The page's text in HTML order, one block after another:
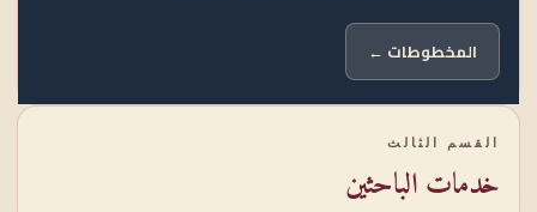
المخطوطات ←
القسم الثالث
خدمات الباحثين